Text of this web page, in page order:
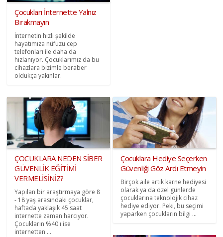
Çocukları İnternette Yalnız
Bırakmayın
İnternetin hızlı şekilde
hayatımıza nüfuzu cep
telefonları ile daha da
hızlanıyor. Çocuklarımız da bu
cihazlara bizimle beraber
oldukça yakınlar.
ÇOCUKLARA NEDEN SİBER
GÜVENLİK EĞİTİMİ
VERMELİSİNİZ?
Yapılan bir araştırmaya göre 8
- 18 yaş arasındaki çocuklar,
haftada yaklaşık 45 saat
internette zaman harcıyor.
Çocukların %40'ı ise
internetten ...
Çocuklara Hediye Seçerken
Güvenliği Göz Ardı Etmeyin
Birçok aile artık karne hediyesi
olarak ya da özel günlerde
çocuklarına teknolojik cihaz
hediye ediyor. Peki, bu seçimi
yaparken çocukların bilgi ...